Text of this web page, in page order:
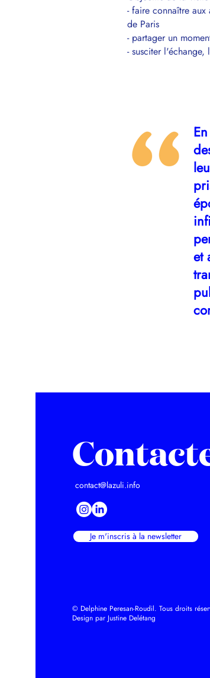
- faire connaître
de Paris
- partager un
- susciter
et
contact@lazuli.info
Je m'inscris à la newsletter
© Delphine Peresan-Roudil. Tous droits
Design par Justine Delétang